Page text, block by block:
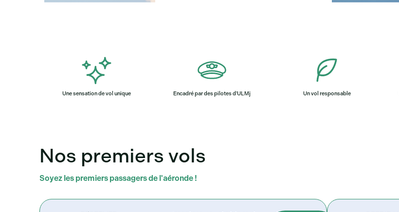
Une sensation de vol unique Encadré par des pilotes d'ULMj Un vol responsable
Nos premiers vols
Soyez les premiers passagers de l'aéronde !